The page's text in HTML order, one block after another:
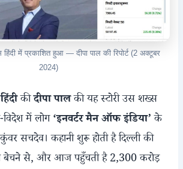
हिंदी में प्रकाशित हुआ — दीपा पाल की रिपोर्ट (2 अक्टूबर
2024)
कीदीपा पालकी यह स्टोरी उस शख्स
में लोग‘इनवर्टर मैन ऑफ इंडिया’के
सचदेव। कहानी शुरू होती है दिल्ली की
बेचने से, और आज पहुँचती है 2,300 करोड़